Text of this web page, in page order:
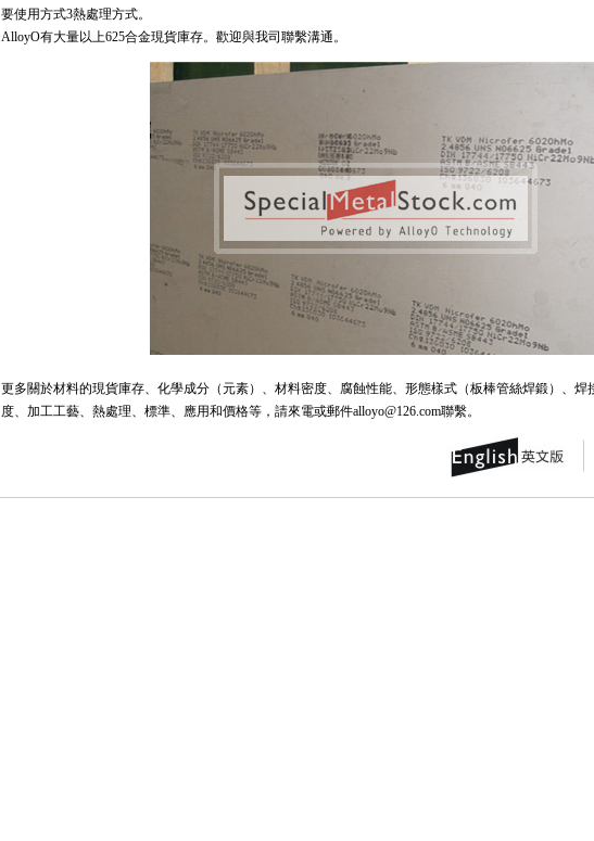
要使用方式3熱處理方式。
AlloyO有大量以上625合金現貨庫存。歡迎與我司聯繫溝通。
更多關於材料的現貨庫存、化學成分（元素）、材料密度、腐蝕性能、形態樣式（板棒管絲焊鍛）、焊
度、加工工藝、熱處理、標準、應用和價格等，請來電或郵件alloyo@126.com聯繫。